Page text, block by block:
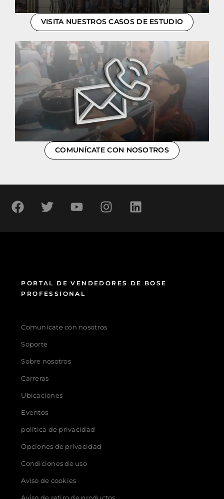
VISITA NUESTROS CASOS DE ESTUDIO
COMUNÍCATE CON NOSOTROS
PORTAL DE VENDEDORES DE BOSE
PROFESSIONAL
Comunícate con nosotros
Soporte
Sobre nosotros
Carreras
Ubicaciones
Eventos
política de privacidad
Opciones de privacidad
Condiciones de uso
Aviso de cookies
Aviso de retiro de productos